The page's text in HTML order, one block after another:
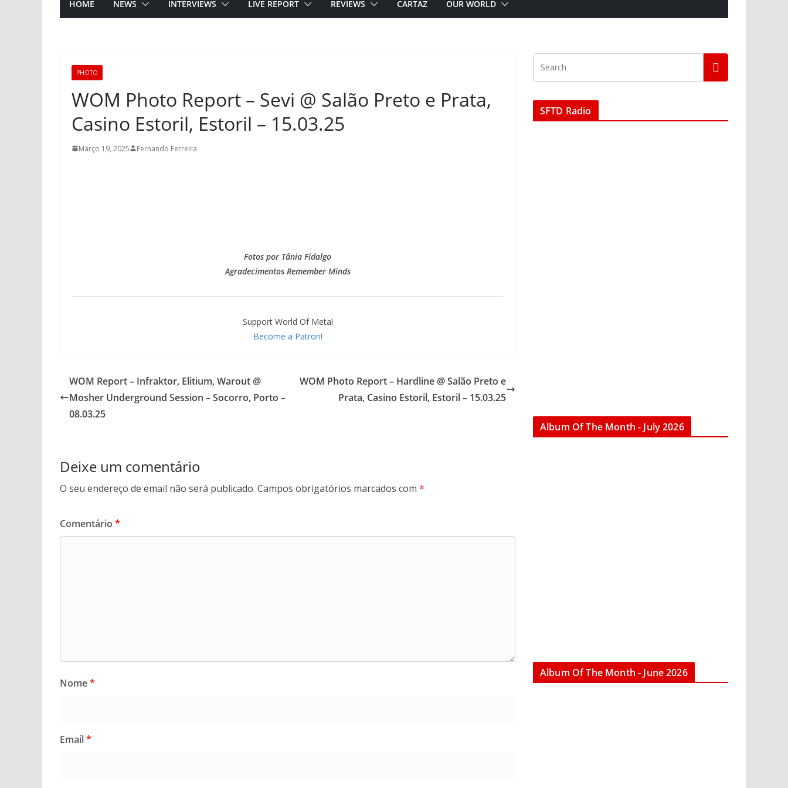
HOME NEWS INTERVIEWS LIVE REPORT REVIEWS CARTAZ OUR WORLD
PHOTO
WOM Photo Report – Sevi @ Salão Preto e Prata,
Casino Estoril, Estoril – 15.03.25
Março 19, 2025 Fernando Ferreira
Fotos por Tânia Fidalgo
Agradecimentos Remember Minds
Support World Of Metal
Become a Patron!
WOM Report – Infraktor, Elitium, Warout @
Mosher Underground Session – Socorro, Porto –
08.03.25
WOM Photo Report – Hardline @ Salão Preto e
Prata, Casino Estoril, Estoril – 15.03.25
Deixe um comentário
O seu endereço de email não será publicado. Campos obrigatórios marcados com *
Comentário *
Nome*
Email*
SFTD Radio
Album Of The Month - July 2026
Album Of The Month - June 2026